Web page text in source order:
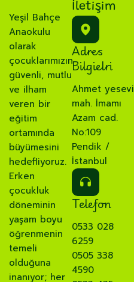
Yeşil Bahçe
Anaokulu
olarak
çocuklarımızın
güvenli, mutlu
ve ilham
veren bir
eğitim
ortamında
büyümesini
hedefliyoruz.
Erken
çocukluk
döneminin
yaşam boyu
öğrenmenin
temeli
olduğuna
inanıyor; her
İletişim
Adres
Bilgielri
Ahmet yesevi
mah. İmamı
Azam cad.
No:109
Pendik /
İstanbul
Telefon
0533 028
6259
0505 338
4590